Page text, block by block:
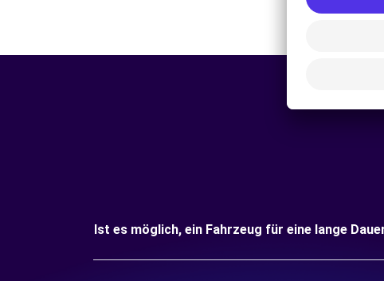
Ist es möglich, ein Fahrzeug für eine lange